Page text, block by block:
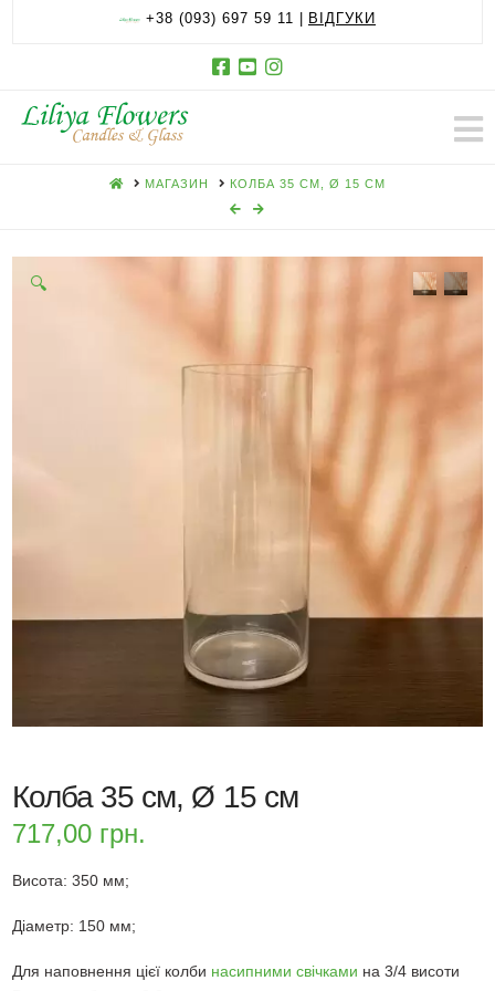
+38 (093) 697 59 11 | ВІДГУКИ
HOMEМАГАЗИН КОЛБА 35 СМ, Ø 15 СМ
🔍
Колба 35 см, Ø 15 см
717,00 грн.
Висота: 350 мм;
Діаметр: 150 мм;
Для наповнення цієї колби насипними свічками на 3/4 висоти